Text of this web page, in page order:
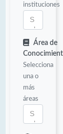
instituciones
Área de
Selecciona
una o
más
áreas